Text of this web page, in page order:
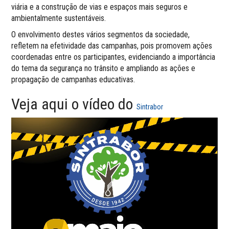
viária e a construção de vias e espaços mais seguros e
ambientalmente sustentáveis.
O envolvimento destes vários segmentos da sociedade,
refletem na efetividade das campanhas, pois promovem ações
coordenadas entre os participantes, evidenciando a importância
do tema da segurança no trânsito e ampliando as ações e
propagação de campanhas educativas.
Veja aqui o vídeo doSintrabor
Tocador
de